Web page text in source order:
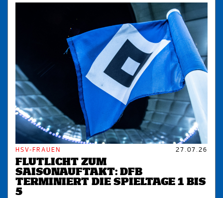
HSV-FRAUEN 27.07.26
FLUTLICHT ZUM
SAISONAUFTAKT: DFB
TERMINIERT DIE SPIELTAGE 1 BIS
5